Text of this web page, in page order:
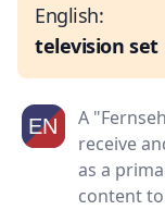
English:
television set
A
receive
as a
content